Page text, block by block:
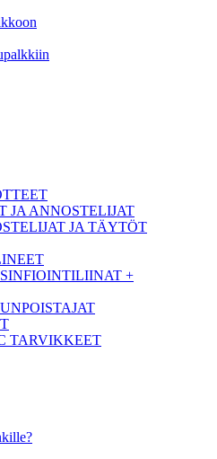
JA ANNOSTELIJAT
JA TÄYTÖT
+
TARVIKKEET